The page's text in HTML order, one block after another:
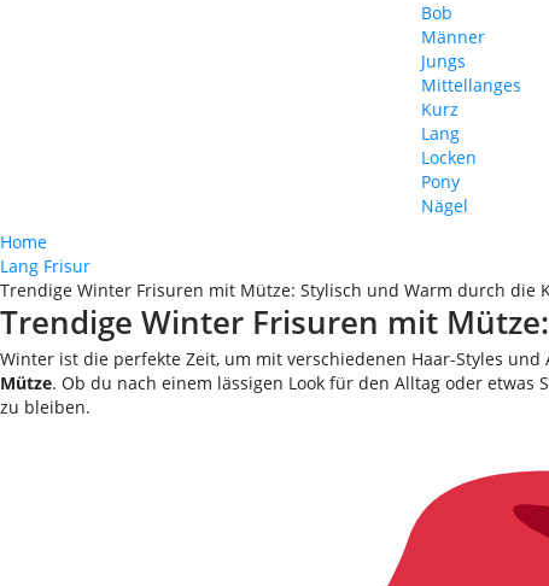
Bob
Männer
Jungs
Mittellanges
Kurz
Lang
Locken
Pony
Nägel
Home
Lang Frisur
Trendige Winter Frisuren mit Mütze: Stylisch und Warm durch die
Trendige Winter Frisuren mit
Winter ist die perfekte Zeit, um mit verschiedenen Haar-Styles
Mütze. Ob du nach einem lässigen Look für den Alltag oder
zu bleiben.